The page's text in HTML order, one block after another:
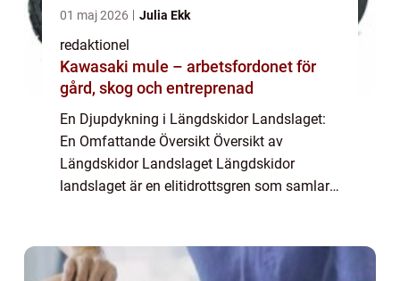
01 maj 2026 Julia Ekk
redaktionel
Kawasaki mule – arbetsfordonet för
gård, skog och entreprenad
En Djupdykning i Längdskidor Landslaget:
En Omfattande Översikt Översikt av
Längdskidor Landslaget Längdskidor
landslaget är en elitidrottsgren som samlar
internation...